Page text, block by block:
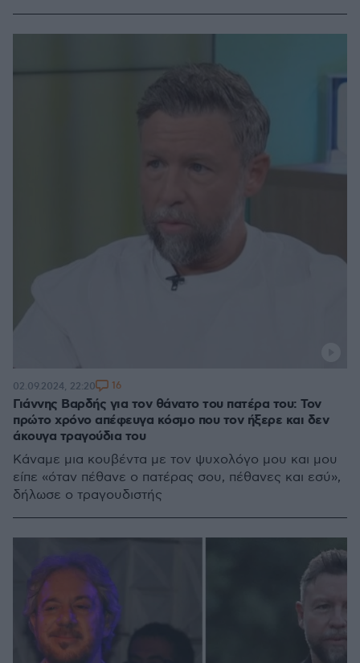
Γιάννης Βαρδής για τον θάνατο του πατέρα του: Τον
πρώτο χρόνο απέφευγα κόσμο που τον ήξερε και δεν
άκουγα τραγούδια του
Κάναμε μια κουβέντα με τον ψυχολόγο μου και μου
είπε «όταν πέθανε ο πατέρας σου, πέθανες και εσύ»,
δήλωσε ο τραγουδιστής
02.09.2024, 22:20 16